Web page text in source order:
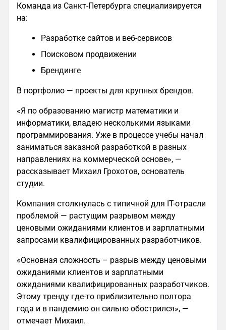
Команда из Санкт-Петербурга специализируется
на:
Разработке сайтов и веб-сервисов
Поисковом продвижении
Брендинге
В портфолио — проекты для крупных брендов.
«Я по образованию магистр математики и
информатики, владею несколькими языками
программирования. Уже в процессе учебы начал
заниматься заказной разработкой в разных
направлениях на коммерческой основе», —
рассказывает Михаил Грохотов, основатель
студии.
Компания столкнулась с типичной для IT-отрасли
проблемой — растущим разрывом между
ценовыми ожиданиями клиентов и зарплатными
запросами квалифицированных разработчиков.
«Основная сложность – разрыв между ценовыми
ожиданиями клиентов и зарплатными
ожиданиями квалифицированных разработчиков.
Этому тренду где-то приблизительно полтора
года и в пандемию он сильно обострился», —
отмечает Михаил.